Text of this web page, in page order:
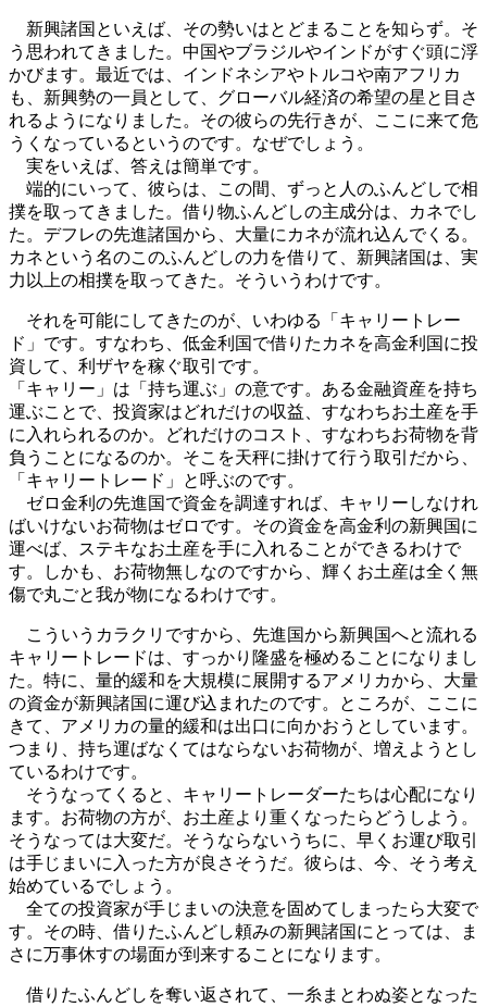
新興諸国といえば、その勢いはとどまることを知らず。そ
う思われてきました。中国やブラジルやインドがすぐ頭に浮
かびます。最近では、インドネシアやトルコや南アフリカ
も、新興勢の一員として、グローバル経済の希望の星と目さ
れるようになりました。その彼らの先行きが、ここに来て危
うくなっているというのです。なぜでしょう。
実をいえば、答えは簡単です。
端的にいって、彼らは、この間、ずっと人のふんどしで相
撲を取ってきました。借り物ふんどしの主成分は、カネでし
た。デフレの先進諸国から、大量にカネが流れ込んでくる。
カネという名のこのふんどしの力を借りて、新興諸国は、実
力以上の相撲を取ってきた。そういうわけです。
それを可能にしてきたのが、いわゆる「キャリートレー
ド」です。すなわち、低金利国で借りたカネを高金利国に投
資して、利ザヤを稼ぐ取引です。
「キャリー」は「持ち運ぶ」の意です。ある金融資産を持ち
運ぶことで、投資家はどれだけの収益、すなわちお土産を手
に入れられるのか。どれだけのコスト、すなわちお荷物を背
負うことになるのか。そこを天秤に掛けて行う取引だから、
「キャリートレード」と呼ぶのです。
ゼロ金利の先進国で資金を調達すれば、キャリーしなけれ
ばいけないお荷物はゼロです。その資金を高金利の新興国に
運べば、ステキなお土産を手に入れることができるわけで
す。しかも、お荷物無しなのですから、輝くお土産は全く無
傷で丸ごと我が物になるわけです。
こういうカラクリですから、先進国から新興国へと流れる
キャリートレードは、すっかり隆盛を極めることになりまし
た。特に、量的緩和を大規模に展開するアメリカから、大量
の資金が新興諸国に運び込まれたのです。ところが、ここに
きて、アメリカの量的緩和は出口に向かおうとしています。
つまり、持ち運ばなくてはならないお荷物が、増えようとし
ているわけです。
そうなってくると、キャリートレーダーたちは心配になり
ます。お荷物の方が、お土産より重くなったらどうしよう。
そうなっては大変だ。そうならないうちに、早くお運び取引
は手じまいに入った方が良さそうだ。彼らは、今、そう考え
始めているでしょう。
全ての投資家が手じまいの決意を固めてしまったら大変で
す。その時、借りたふんどし頼みの新興諸国にとっては、ま
さに万事休すの場面が到来することになります。
借りたふんどしを奪い返されて、一糸まとわぬ姿となった